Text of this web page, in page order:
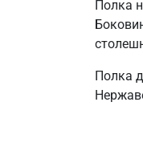
Полка
Полка